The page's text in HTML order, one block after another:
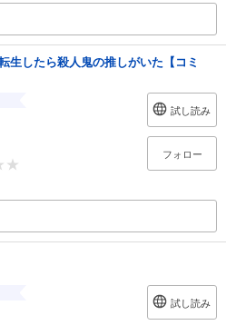
生したら殺人鬼の推しがいた【コミ
試し読み
フォロー
試し読み